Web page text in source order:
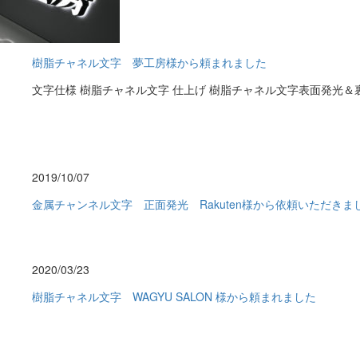
樹脂チャネル文字 夢工房様から頼まれました
文字仕様 樹脂チャネル文字 仕上げ 樹脂チャネル文字表面発光
2019/10/07
金属チャンネル文字 正面発光 Rakuten様から依頼いただきま
2020/03/23
樹脂チャネル文字 WAGYU SALON 様から頼まれました